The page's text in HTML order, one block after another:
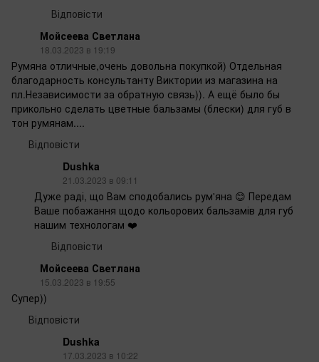
Відповісти
Мойсеева Светлана
18.03.2023 в 19:19
Румяна отличные,очень довольна покупкой) Отдельная
благодарность консультанту Виктории из магазина на
пл.Независимости за обратную связь)). А ещё было бы
прикольно сделать цветные бальзамы (блески) для губ в
тон румянам....
Відповісти
Dushka
21.03.2023 в 09:11
Дуже раді, що Вам сподобались рум'яна 😊 Передам
Ваше побажання щодо кольорових бальзамів для губ
нашим технологам ❤️
Відповісти
Мойсеева Светлана
15.03.2023 в 19:55
Супер))
Відповісти
Dushka
17.03.2023 в 10:22